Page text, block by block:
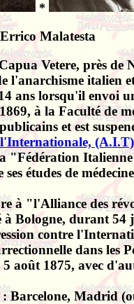
*
Errico Malatesta
Vetere, près de
l'anarchisme italien
ans lorsqu'il envoi
à la Faculté de
et est
l'Internationale, (A.I.T)
"Fédération
études de
à "l'Alliance des
Bologne, durant 54
contre
dans les
1875, avec
Madrid